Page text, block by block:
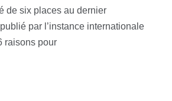
de six places au dernier
par l’instance internationale
raisons pour